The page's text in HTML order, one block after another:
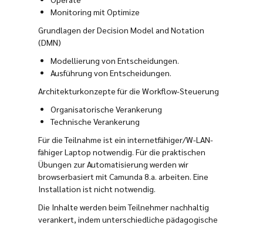
Monitoring mit Optimize
Grundlagen der Decision Model and Notation
(DMN)
Modellierung von Entscheidungen.
Ausführung von Entscheidungen.
Architekturkonzepte für die Workflow-Steuerung
Organisatorische Verankerung
Technische Verankerung
Für die Teilnahme ist ein internetfähiger/W-LAN-
fähiger Laptop notwendig. Für die praktischen
Übungen zur Automatisierung werden wir
browserbasiert mit Camunda 8.a. arbeiten. Eine
Installation ist nicht notwendig.
Die Inhalte werden beim Teilnehmer nachhaltig
verankert, indem unterschiedliche pädagogische